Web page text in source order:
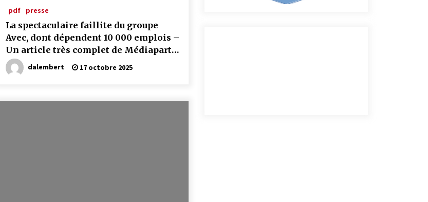
pdf presse
La spectaculaire faillite du groupe
Avec, dont dépendent 10 000 emplois –
Un article très complet de Médiapart
du 10/10/2025
dalembert 17 octobre 2025